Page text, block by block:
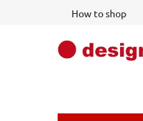
How to shop